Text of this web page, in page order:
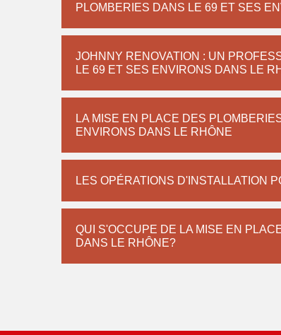
PLOMBERIES DANS LE 69 ET SES
JOHNNY RENOVATION : UN
LE 69 ET SES ENVIRONS DANS LE
LA MISE EN PLACE DES
ENVIRONS DANS LE RHÔNE
LES OPÉRATIONS D'INSTALLATION
QUI S'OCCUPE DE LA MISE EN
DANS LE RHÔNE?